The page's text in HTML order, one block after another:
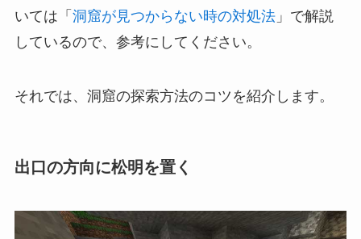
いては「 洞窟が見つからない時の対処法」で解説
しているので、参考にしてください。
それでは、洞窟の探索方法のコツを紹介します。
出口の方向に松明を置く